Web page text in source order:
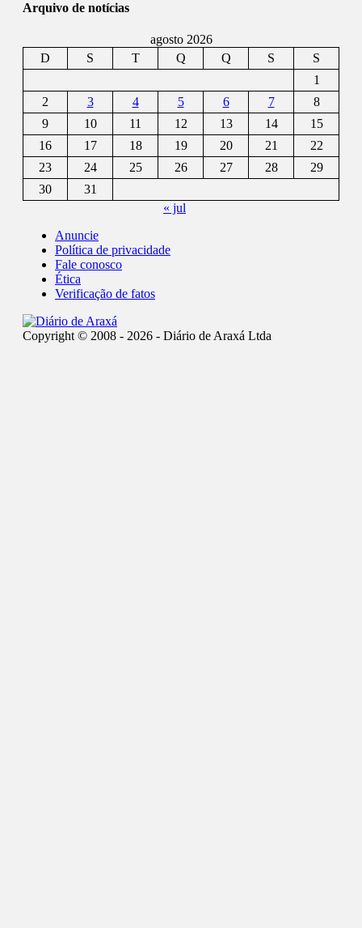
Arquivo de notícias
agosto 2026
D
S T Q Q S
S
1
2
3 4 5 6 7
8
9
10 11 12 13 14
15
16
17 18 19 20 21
22
23
24 25 26 27 28
29
30
31
« jul
Anuncie
Política de privacidade
Fale conosco
Ética
Verificação de fatos
Copyright © 2008 - 2026 - Diário de Araxá Ltda